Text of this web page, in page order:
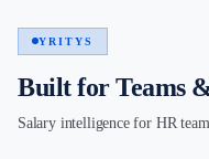
YRITYS
Built for Teams
Salary intelligence for HR